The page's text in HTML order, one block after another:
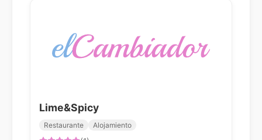
Lime&Spicy
Restaurante Alojamiento